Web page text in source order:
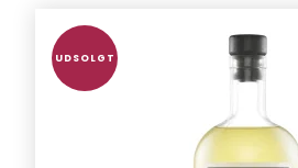
UDSOLGT